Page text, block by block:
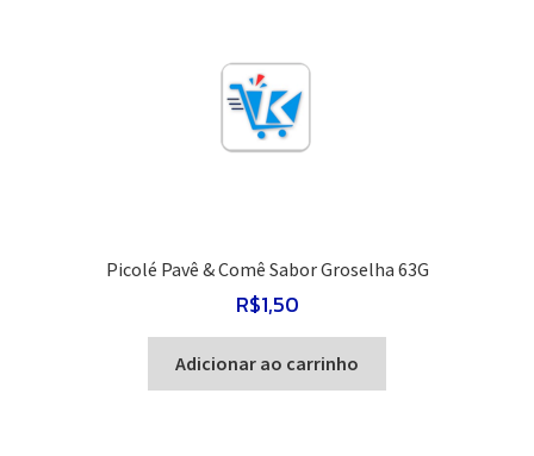
Picolé Pavê & Comê Sabor Groselha 63G
R$1,50
Adicionar ao carrinho